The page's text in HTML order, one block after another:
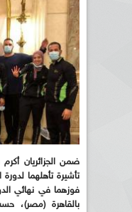
ضمن الجزائريان
فوزهما في نهائي
بالقاهرة (مصر)،